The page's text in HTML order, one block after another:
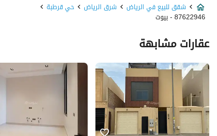
استخدام العقار
سكني
السعر
المساحة
213.05
عدد الغرف
4
خدمات العقار
شقق للبيع في الرياض شرق الرياض حي قرطبة
87622946 - بيوت
عقارات مشابهة